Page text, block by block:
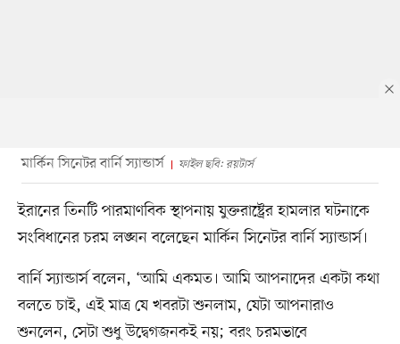
মার্কিন সিনেটর বার্নি স্যান্ডার্স ফাইল ছবি: রয়টার্স
ইরানের তিনটি পারমাণবিক স্থাপনায় যুক্তরাষ্ট্রের হামলার ঘটনাকে
সংবিধানের চরম লঙ্ঘন বলেছেন মার্কিন সিনেটর বার্নি স্যান্ডার্স।
বার্নি স্যান্ডার্স বলেন, ‘আমি একমত। আমি আপনাদের একটা কথা
বলতে চাই, এই মাত্র যে খবরটা শুনলাম, যেটা আপনারাও
শুনলেন, সেটা শুধু উদ্বেগজনকই নয়; বরং চরমভাবে